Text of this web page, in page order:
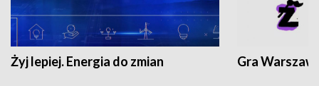
Żyj lepiej. Energia do zmian Gra